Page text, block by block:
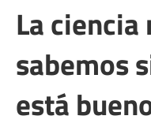
La
sabemos
está